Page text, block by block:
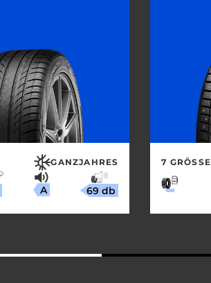
GANZJAHRES
A 69 db
7 GRÖSSEN